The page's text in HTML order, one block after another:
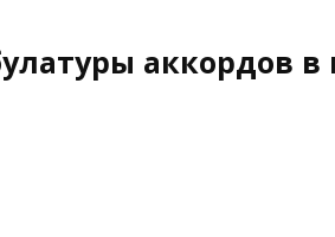
аккордов в